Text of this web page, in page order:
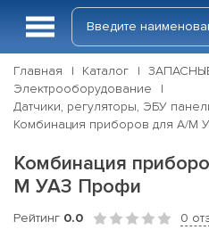
Главная Каталог
Электрооборудование
Датчики, регуляторы, ЭБУ
Комбинация приборов для А/М
Комбинация
М УАЗ Профи
Рейтинг 0.0 0